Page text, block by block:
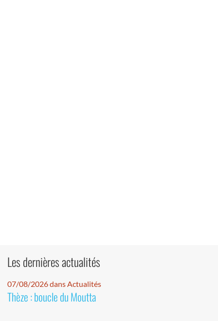
Les dernières actualités
07/08/2026 dans Actualités
Thèze : boucle du Moutta